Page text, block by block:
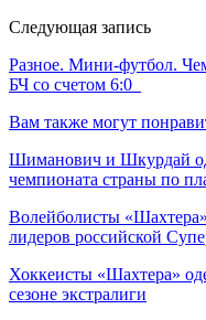
Следующая запись
Разное. Мини-футбол.
БЧ со счетом 6:0
Вам также могут
Шиманович и Шкурдай
чемпионата страны по
Волейболисты
лидеров российской
Хоккеисты «Шахтера»
сезоне экстралиги